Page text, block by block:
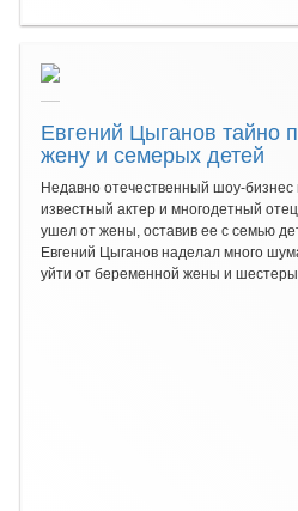
Евгений Цыганов тайно
жену и семерых детей
Недавно отечественный шоу-бизнес
известный актер и многодетный
ушел от жены, оставив ее с семью
Евгений Цыганов наделал много
уйти от беременной жены и